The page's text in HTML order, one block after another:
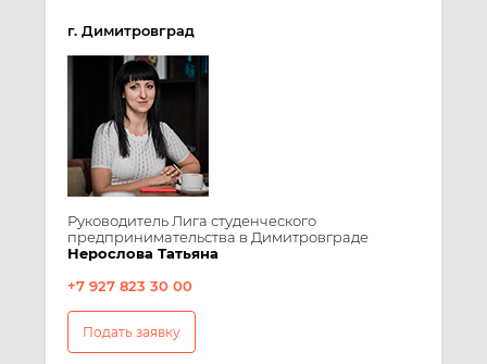
г. Димитровград
Руководитель Лига студенческого
предпринимательства в Димитровграде
Нерослова Татьяна
+7 927 823 30 00
Подать заявку